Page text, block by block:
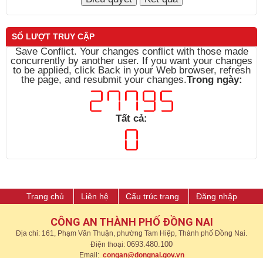
SỐ LƯỢT TRUY CẬP
Save Conflict. Your changes conflict with those made
concurrently by another user. If you want your changes
to be applied, click Back in your Web browser, refresh
the page, and resubmit your changes.Trong ngày:
Tất cả:
Trang chủ Liên hệ Cấu trúc trang Đăng nhập
CÔNG AN THÀNH PHỐ ĐỒNG NAI
Địa chỉ: 161, Phạm Văn Thuận, phường Tam Hiệp, Thành phố Đồng Nai.
Điện thoại: 0693.480.100
Email: congan@dongnai.gov.vn